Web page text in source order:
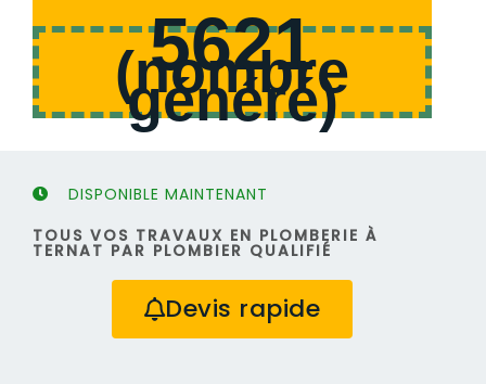
5621
(nombre
généré)
DISPONIBLE MAINTENANT
TOUS VOS TRAVAUX EN PLOMBERIE À
TERNAT PAR PLOMBIER QUALIFIÉ
Devis rapide